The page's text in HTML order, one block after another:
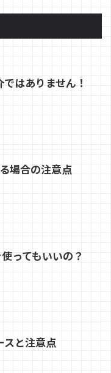
はありません！
場合の注意点
ってもいいの？
スと注意点